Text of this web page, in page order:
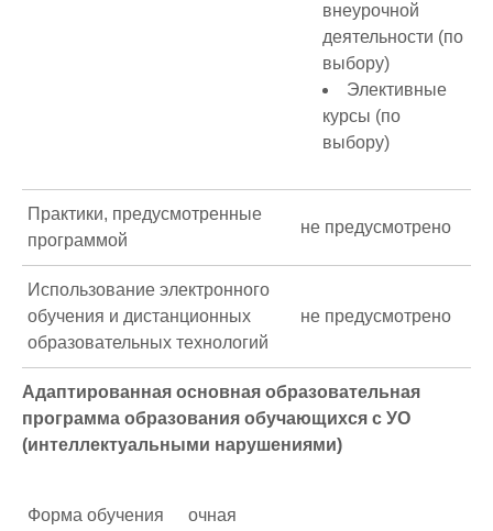
внеурочной
деятельности (по
выбору)
Элективные
курсы (по
выбору)
Практики, предусмотренные
программой
не предусмотрено
Использование электронного
обучения и дистанционных
образовательных технологий
не предусмотрено
Адаптированная основная образовательная
программа образования обучающихся с УО
(интеллектуальными нарушениями)
Форма обучения очная